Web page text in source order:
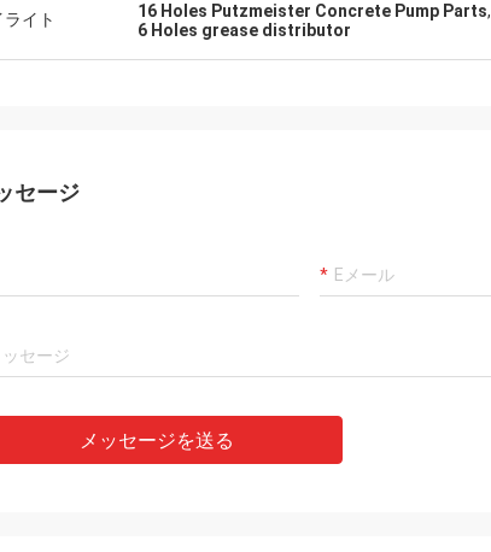
イト 16 Holes Putzmeister Concrete Pump Parts,
6 Holes grease distributor
セージ
メッセージを送る